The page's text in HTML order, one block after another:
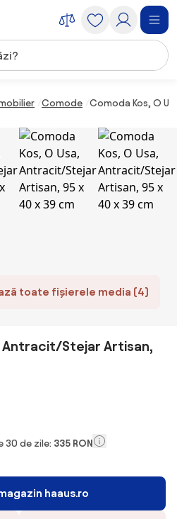
Comode Comoda Kos, O
toate fișierele media (4)
Antracit/Stejar Artisan,
30 de zile: 335 RON
haaus.ro